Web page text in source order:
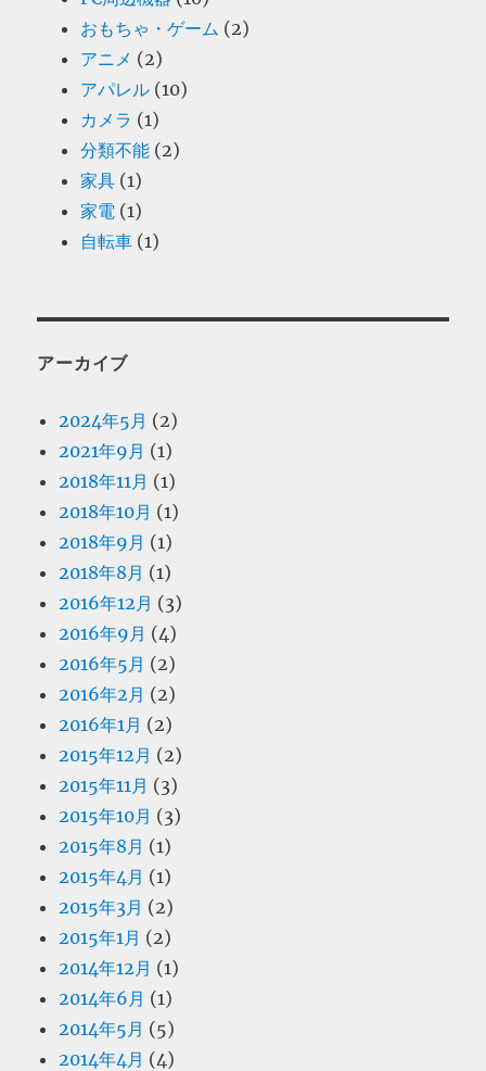
おもちゃ・ゲーム (2)
アニメ (2)
アパレル (10)
カメラ (1)
分類不能 (2)
家具 (1)
家電 (1)
自転車 (1)
アーカイブ
2024年5月 (2)
2021年9月 (1)
2018年11月 (1)
2018年10月 (1)
2018年9月 (1)
2018年8月 (1)
2016年12月 (3)
2016年9月 (4)
2016年5月 (2)
2016年2月 (2)
2016年1月 (2)
2015年12月 (2)
2015年11月 (3)
2015年10月 (3)
2015年8月 (1)
2015年4月 (1)
2015年3月 (2)
2015年1月 (2)
2014年12月 (1)
2014年6月 (1)
2014年5月 (5)
2014年4月 (4)